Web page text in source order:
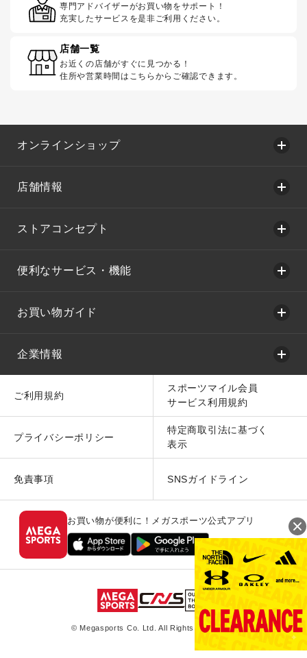
専門アドバイザーがお買い物をサポート！
充実したサービスを是非ご利用ください。
店舗一覧
お近くの店舗がすぐに見つかる！
住所や営業時間はこちらからご確認できます。
オンラインショップ
店舗情報
ストアコンセプト
便利なサービス・機能
お買い物ガイド
企業情報
ご利用規約
スポーツマイル会員
サービス利用規約
プライバシーポリシー
特定商取引法に基づく
表示
免責事項 SNSガイドライン
お買い物が便利に！メガスポーツ公式アプリ
© Megasports Co. Ltd. All Rights Reserved.